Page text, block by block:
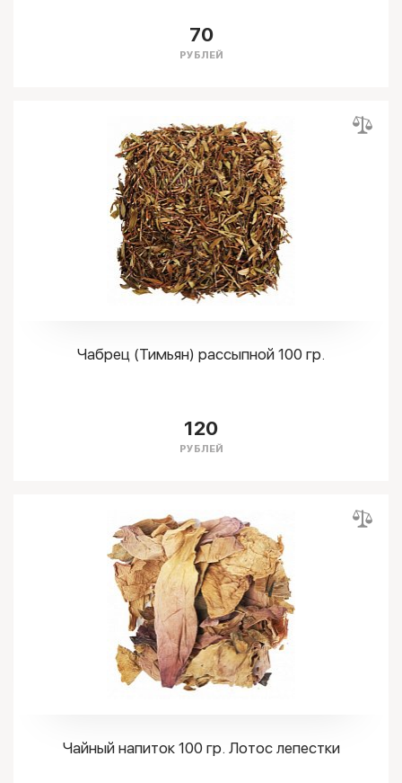
70
РУБЛЕЙ
Чабрец (Тимьян) рассыпной 100 гр.
120
РУБЛЕЙ
Чайный напиток 100 гр. Лотос лепестки